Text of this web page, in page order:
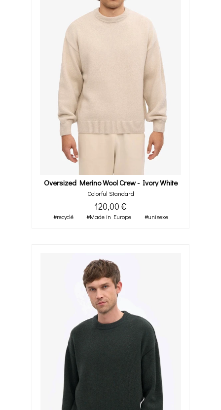
Oversized Merino Wool Crew - Ivory White
Colorful Standard
120,00 €
#recyclé #Made in Europe #unisexe